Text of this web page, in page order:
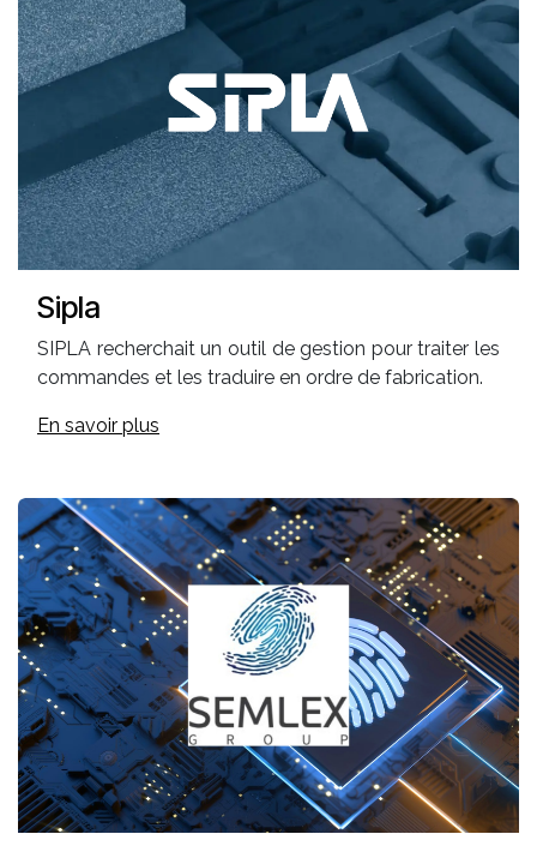
Sipla
SIPLA recherchait un outil de gestion pour traiter les
commandes et les traduire en ordre de fabrication.
En savoir plus